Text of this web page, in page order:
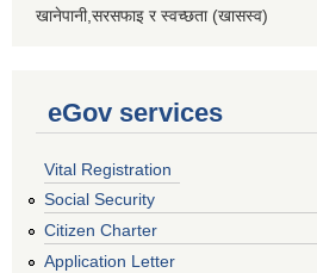
खानेपानी,सरसफाइ र स्वच्छता (खासस्व)
eGov services
Vital Registration
Social Security
Citizen Charter
Application Letter